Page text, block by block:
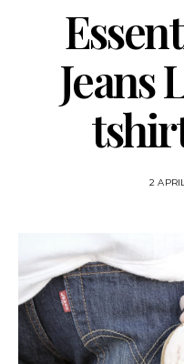
Jeans
2